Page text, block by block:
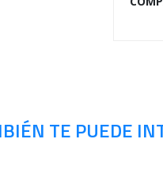
TE PUEDE